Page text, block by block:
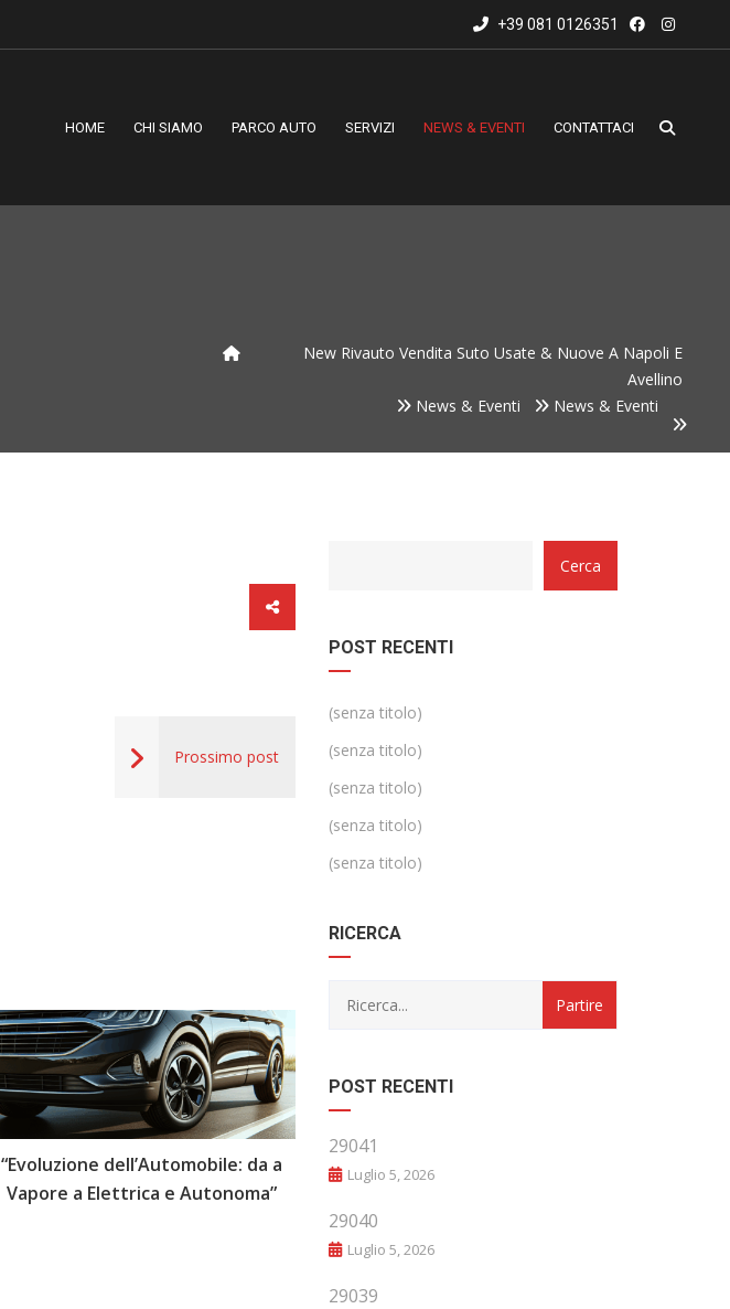
+39 081 0126351
HOME CHI SIAMO PARCO AUTO SERVIZI NEWS & EVENTI CONTATTACI
New Rivauto Vendita Suto Usate & Nuove A Napoli E
Avellino
News & Eventi
News & Eventi
Prossimo post
“Evoluzione dell’Automobile: da a
Vapore a Elettrica e Autonoma”
“Evoluzione e Innovazione: Il Futuro
Cerca
POST RECENTI
(senza titolo)
(senza titolo)
(senza titolo)
(senza titolo)
(senza titolo)
RICERCA
POST RECENTI
29041
Luglio 5, 2026
29040
Luglio 5, 2026
29039